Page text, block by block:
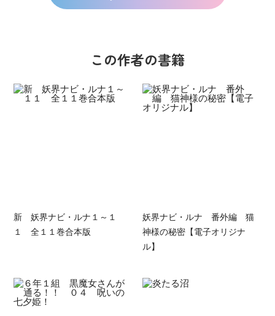
この作者の書籍
新 妖界ナビ・ルナ１～１
１ 全１１巻合本版
妖界ナビ・ルナ 番外編 猫
神様の秘密【電子オリジナ
ル】